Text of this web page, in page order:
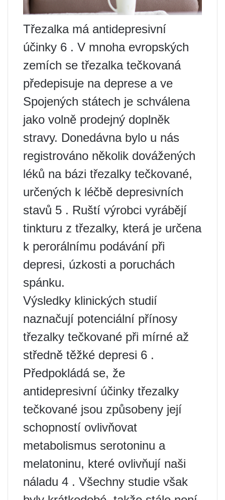
Třezalka má antidepresivní
účinky 6 . V mnoha evropských
zemích se třezalka tečkovaná
předepisuje na deprese a ve
Spojených státech je schválena
jako volně prodejný doplněk
stravy. Donedávna bylo u nás
registrováno několik dovážených
léků na bázi třezalky tečkované,
určených k léčbě depresivních
stavů 5 . Ruští výrobci vyrábějí
tinkturu z třezalky, která je určena
k perorálnímu podávání při
depresi, úzkosti a poruchách
spánku.
Výsledky klinických studií
naznačují potenciální přínosy
třezalky tečkované při mírné až
středně těžké depresi 6 .
Předpokládá se, že
antidepresivní účinky třezalky
tečkované jsou způsobeny její
schopností ovlivňovat
metabolismus serotoninu a
melatoninu, které ovlivňují naši
náladu 4 . Všechny studie však